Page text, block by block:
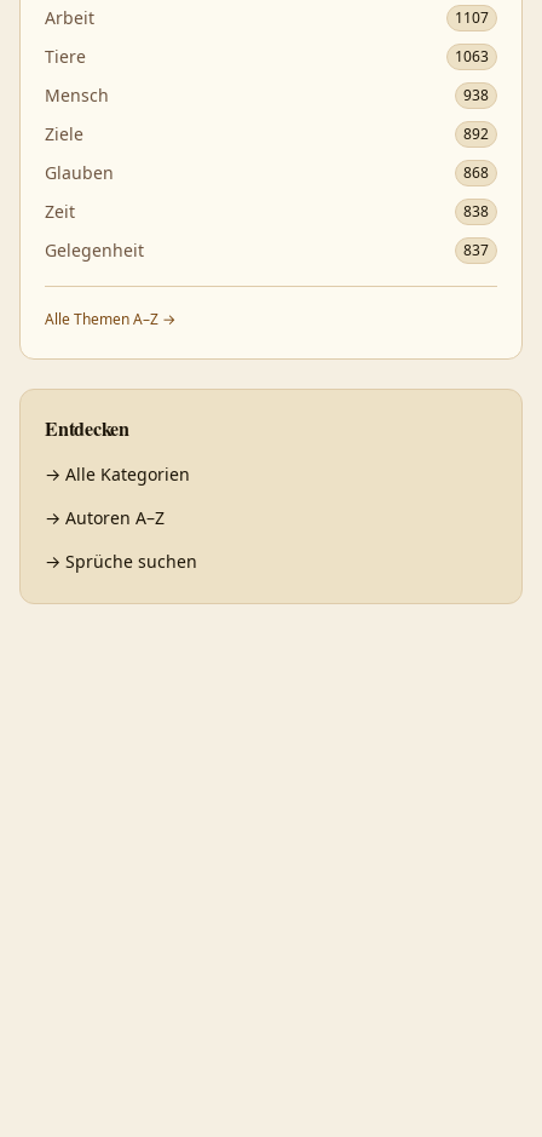
Arbeit 1107
Tiere 1063
Mensch 938
Ziele 892
Glauben 868
Zeit 838
Gelegenheit 837
Alle Themen A–Z →
Entdecken
→ Alle Kategorien
→ Autoren A–Z
→ Sprüche suchen